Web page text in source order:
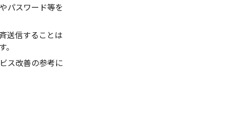
パスワード等を
送信することは
ス改善の参考に